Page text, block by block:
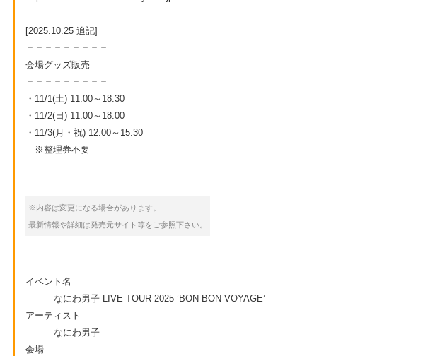
[2025.10.25 追記]
＝＝＝＝＝＝＝＝＝
会場グッズ販売
＝＝＝＝＝＝＝＝＝
・11/1(土) 11:00～18:30
・11/2(日) 11:00～18:00
・11/3(月・祝) 12:00～15:30
※整理券不要
※内容は変更になる場合があります。
最新情報や詳細は発売元サイト等をご参照下さい。
イベント名
なにわ男子 LIVE TOUR 2025 ’BON BON VOYAGE’
アーティスト
なにわ男子
会場